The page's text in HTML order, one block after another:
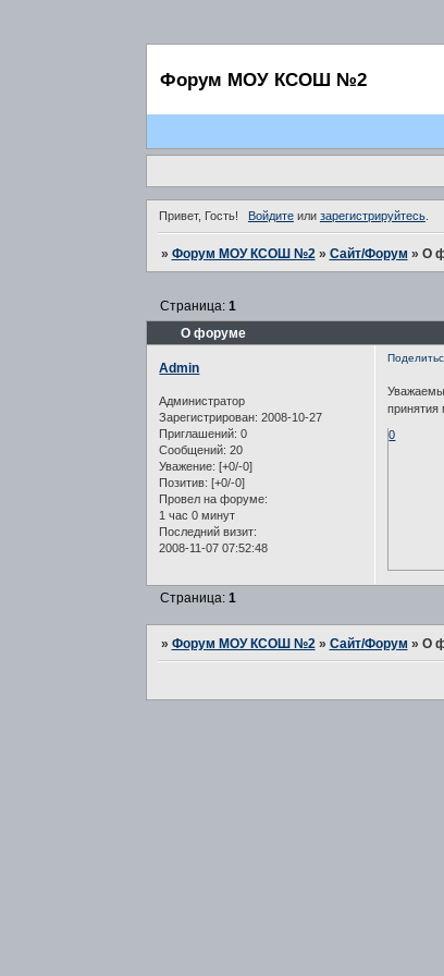
Форум МОУ КСОШ №2
Привет, Гость! Войдитеили зарегистрируйтесь.
» Форум МОУ КСОШ №2 » Сайт/Форум » О
О форуме
Страница: 1
Admin
Администратор
Зарегистрирован: 2008-10-27
Приглашений: 0
Сообщений: 20
Уважение: [+0/-0]
Позитив: [+0/-0]
Провел на форуме:
1 час 0 минут
Последний визит:
2008-11-07 07:52:48
принятия
0
Страница: 1
» Форум МОУ КСОШ №2 » Сайт/Форум » О